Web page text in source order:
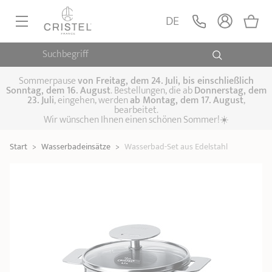
Suchbegriff
DE
PFANNEN, SAUTEUSEN
Pfannen Sauteusen Crêpepfannen
KOCHTÖPFE, SCHMORTÖPFE
Kochtöpfe Schmortöpfe,
Fleischtöpfe Suppentöpfe
DAMFPAUFSÄTZE
KÜCHENHELFER
SPEZIELLE KÜCHENUTENSILIEN
Nudeltöpfe
Espressokocher
Stiel- und
IDEEN & GESCHENKKARTEN
Sommerpausevon Freitag, dem 24. Juli, bis einschließlich
Sonntag, dem 16. August. Bestellungen, die abDonnerstag, dem
23. Juli, eingehen, werdenab Montag, dem 17. August,
bearbeitet.
Wir wünschen Ihnen einen schönen Sommer!☀️
Start > Wasserbadeinsätze > Wasserbad-Set aus Edelstahl
Wasserbad-Set aus
Edelstahl
Strate